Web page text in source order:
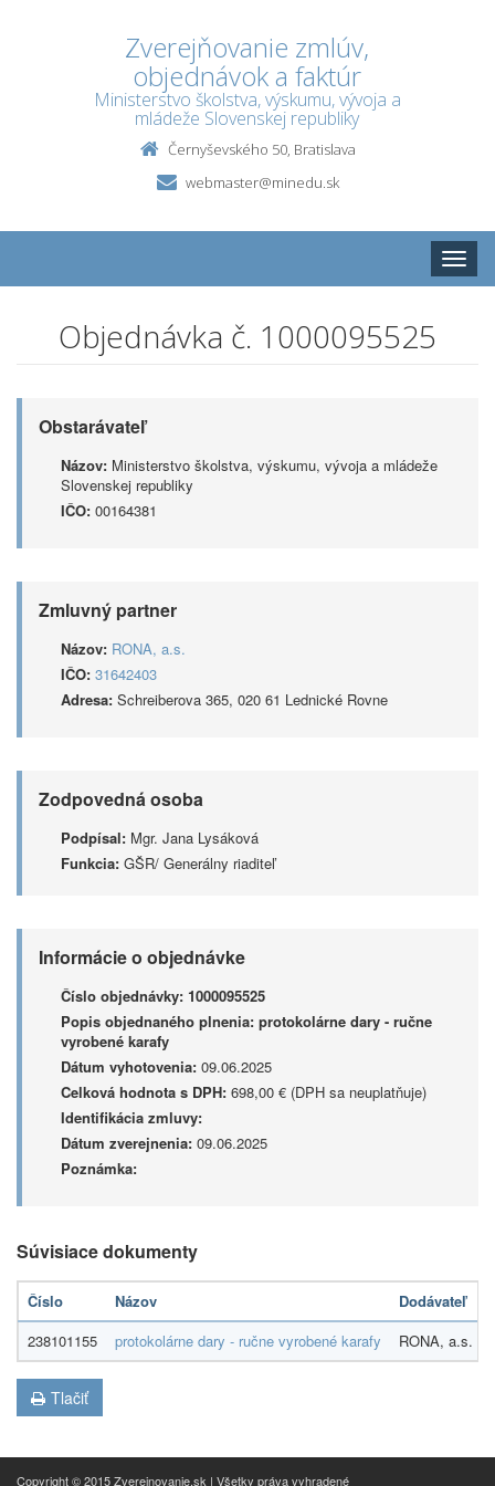
Zverejňovanie zmlúv,
objednávok a faktúr
Ministerstvo školstva, výskumu, vývoja a
mládeže Slovenskej republiky
Černyševského 50, Bratislava
webmaster@minedu.sk
Toggle
Objednávka č. 1000095525
Obstarávateľ
Názov: Ministerstvo školstva, výskumu, vývoja a mládeže
Slovenskej republiky
IČO: 00164381
Zmluvný partner
Názov: RONA, a.s.
IČO: 31642403
Adresa: Schreiberova 365, 020 61 Lednické Rovne
Zodpovedná osoba
Podpísal: Mgr. Jana Lysáková
Funkcia: GŠR/ Generálny riaditeľ
Informácie o objednávke
Číslo objednávky: 1000095525
Popis objednaného plnenia: protokolárne dary - ručne
vyrobené karafy
Dátum vyhotovenia: 09.06.2025
Celková hodnota s DPH: 698,00 € (DPH sa neuplatňuje)
Identifikácia zmluvy:
Dátum zverejnenia: 09.06.2025
Poznámka:
Súvisiace dokumenty
Číslo Názov Dodávateľ
238101155
protokolárne dary - ručne vyrobené karafy RONA, a.s.
Tlačiť
Copyright © 2015 Zverejnovanie.sk | Všetky práva vyhradené